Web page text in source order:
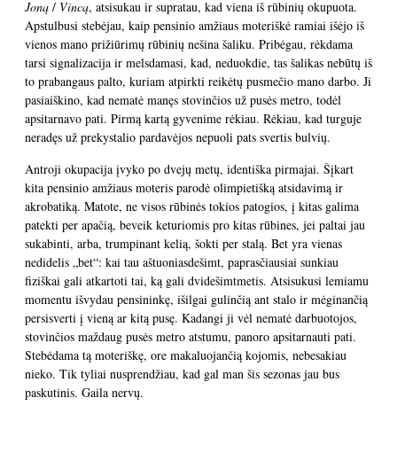
Joną / Vincą, atsisukau ir supratau, kad viena iš rūbinių okupuota.
Apstulbusi stebėjau, kaip pensinio amžiaus moteriškė ramiai išėjo iš
vienos mano prižiūrimų rūbinių nešina šaliku. Pribėgau, rėkdama
tarsi signalizacija ir melsdamasi, kad, neduokdie, tas šalikas nebūtų iš
to prabangaus palto, kuriam atpirkti reikėtų pusmečio mano darbo. Ji
pasiaiškino, kad nematė manęs stovinčios už pusės metro, todėl
apsitarnavo pati. Pirmą kartą gyvenime rėkiau. Rėkiau, kad turguje
neradęs už prekystalio pardavėjos nepuoli pats svertis bulvių.
Antroji okupacija įvyko po dvejų metų, identiška pirmajai. Šįkart
kita pensinio amžiaus moteris parodė olimpietišką atsidavimą ir
akrobatiką. Matote, ne visos rūbinės tokios patogios, į kitas galima
patekti per apačią, beveik keturiomis pro kitas rūbines, jei paltai jau
sukabinti, arba, trumpinant kelią, šokti per stalą. Bet yra vienas
nedidelis „bet“: kai tau aštuoniasdešimt, paprasčiausiai sunkiau
fiziškai gali atkartoti tai, ką gali dvidešimtmetis. Atsisukusi lemiamu
momentu išvydau pensininkę, išilgai gulinčią ant stalo ir mėginančią
persisverti į vieną ar kitą pusę. Kadangi ji vėl nematė darbuotojos,
stovinčios maždaug pusės metro atstumu, panoro apsitarnauti pati.
Stebėdama tą moteriškę, ore makaluojančią kojomis, nebesakiau
nieko. Tik tyliai nusprendžiau, kad gal man šis sezonas jau bus
paskutinis. Gaila nervų.